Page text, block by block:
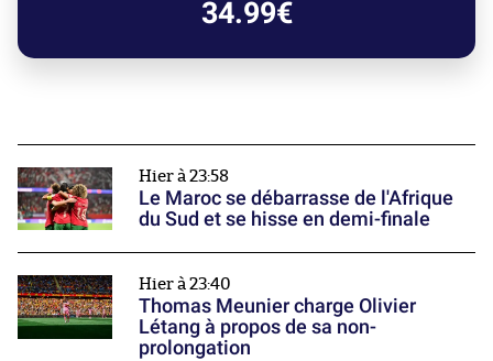
34.99€
Hier à 23:58
Le Maroc se débarrasse de l'Afrique
du Sud et se hisse en demi-finale
Hier à 23:40
Thomas Meunier charge Olivier
Létang à propos de sa non-
prolongation